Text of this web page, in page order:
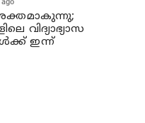
വിദ്യാഭ്യാസ
ഇന്ന്